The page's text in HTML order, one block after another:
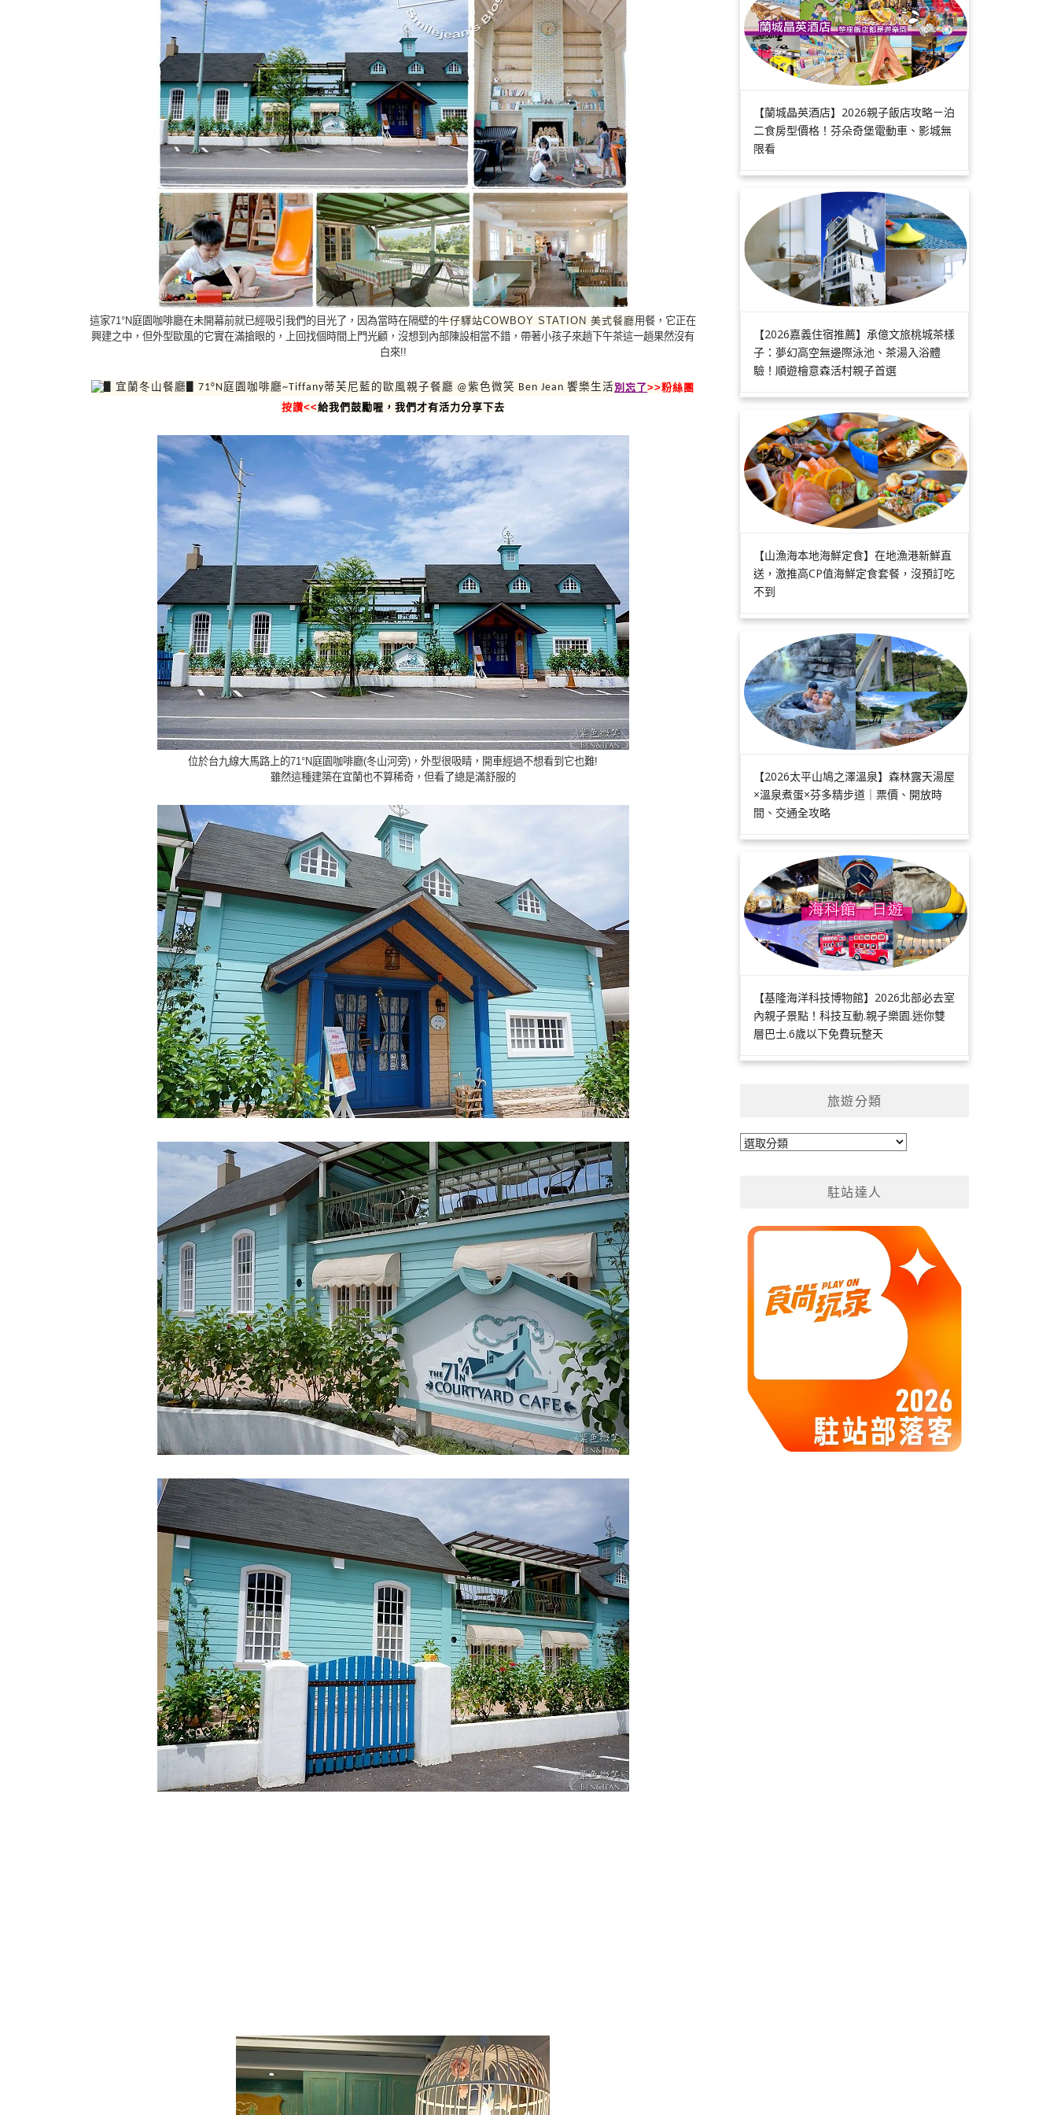
這家71°N庭園咖啡廳在未開幕前就已經吸引我們的目光了，因為當時在隔壁的牛仔驛站COWBOY STATION 美式餐廳用餐，它正在
興建之中，但外型歐風的它實在滿搶眼的，上回找個時間上門光顧，沒想到內部陳設相當不錯，帶著小孩子來趟下午茶這一趟果然沒有
白來!!
別忘了>>粉絲團
按讚<<給我們鼓勵喔，我們才有活力分享下去
位於台九線大馬路上的71°N庭園咖啡廳(冬山河旁)，外型很吸睛，開車經過不想看到它也難!
雖然這種建築在宜蘭也不算稀奇，但看了總是滿舒服的
【蘭城晶英酒店】2026親子飯店攻略ㄧ泊
二食房型價格！芬朵奇堡電動車、影城無
限看
【2026嘉義住宿推薦】承億文旅桃城茶樣
子：夢幻高空無邊際泳池、茶湯入浴體
驗！順遊檜意森活村親子首選
【山漁海本地海鮮定食】在地漁港新鮮直
送，激推高CP值海鮮定食套餐，沒預訂吃
不到
【2026太平山鳩之澤溫泉】森林露天湯屋
×溫泉煮蛋×芬多精步道｜票價、開放時
間、交通全攻略
【基隆海洋科技博物館】2026北部必去室
內親子景點！科技互動.親子樂園.迷你雙
層巴士.6歲以下免費玩整天
旅遊分類
旅
駐站達人